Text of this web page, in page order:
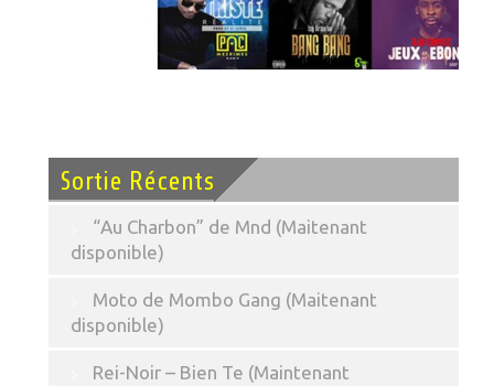
Sortie Récents
“Au Charbon” de Mnd (Maitenant
disponible)
Moto de Mombo Gang (Maitenant
disponible)
Rei-Noir – Bien Te (Maintenant